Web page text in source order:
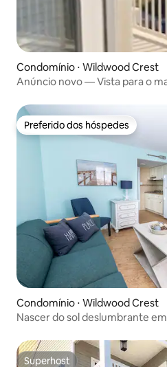
Condomínio ⋅ Wildwood Crest
Preferido dos hóspedes
Preferido dos hóspedes
Condomínio ⋅ Wildwood Crest
Nascer do sol deslumbrante
Superhost